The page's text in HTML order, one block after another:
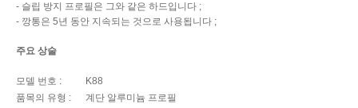
- 슬립 방지 프로필은 그와 같은 하드입니다 ;
- 깡통은 5년 동안 지속되는 것으로 사용됩니다 ;
주요 상술
모델 번호 :
K88
품목의 유형 :
계단 알루미늄 프로필